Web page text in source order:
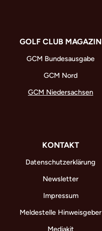
GOLF CLUB MAGAZIN
GCM Bundesausgabe
GCM Nord
GCM Niedersachsen
KONTAKT
Datenschutzerklärung
Newsletter
Impressum
Meldestelle Hinweisgeber
Mediakit